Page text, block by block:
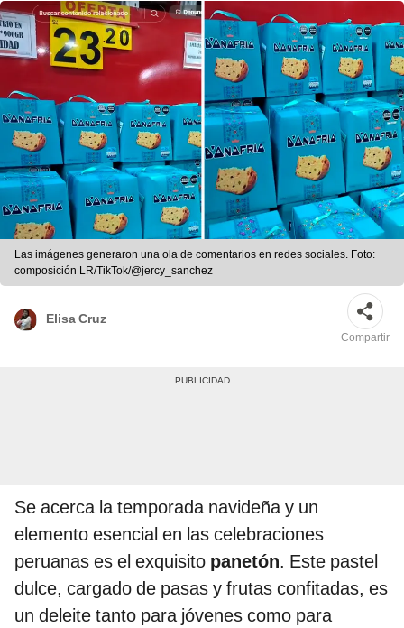
Las imágenes generaron una ola de comentarios en redes sociales. Foto:
composición LR/TikTok/@jercy_sanchez
Elisa Cruz
Compartir
Se acerca la temporada navideña y un
elemento esencial en las celebraciones
peruanas es el exquisito panetón. Este pastel
dulce, cargado de pasas y frutas confitadas, es
un deleite tanto para jóvenes como para